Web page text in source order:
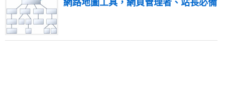
網路地圖工具，網頁管理者、站長必備